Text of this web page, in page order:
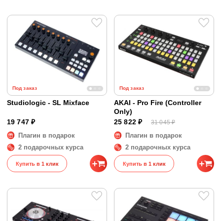
Под заказ
Studiologic - SL Mixface
19 747 ₽
Плагин в подарок
2 подарочных курса
Купить в 1 клик
Под заказ
AKAI - Pro Fire (Controller
Only)
25 822 ₽
31 045 ₽
Плагин в подарок
2 подарочных курса
Купить в 1 клик